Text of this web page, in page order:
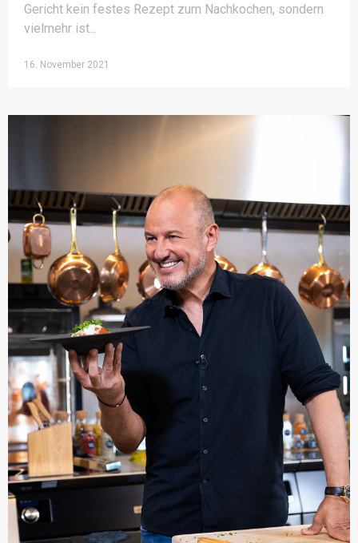
Gericht kein festes Rezept zum Nachkochen, sondern
vielmehr ist
16. November 2021